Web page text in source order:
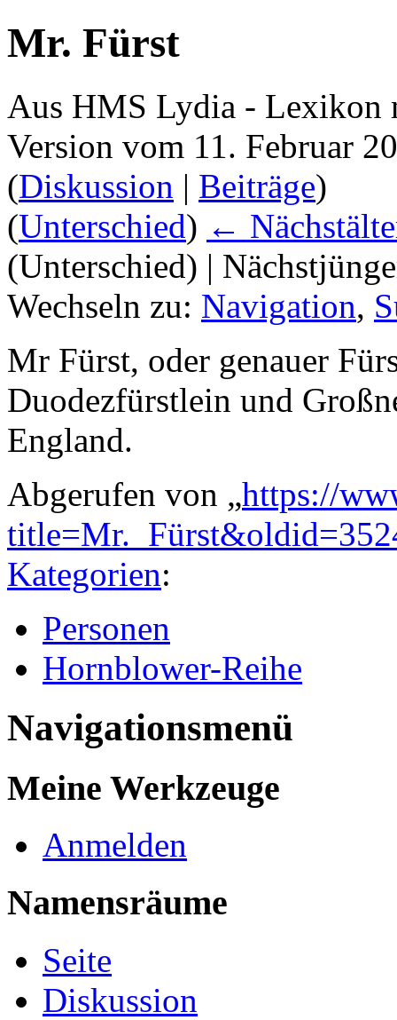
Mr. Fürst
Aus HMS Lydia - Lexikon
Version vom 11. Februar
(Diskussion | Beiträge)
(Unterschied) ←
(Unterschied) |
Wechseln zu: Navigation,
Mr Fürst, oder genauer
Duodezfürstlein und
England.
Abgerufen von „https://
Kategorien:
Personen
Hornblower-Reihe
Navigationsmenü
Meine Werkzeuge
Anmelden
Namensräume
Seite
Diskussion